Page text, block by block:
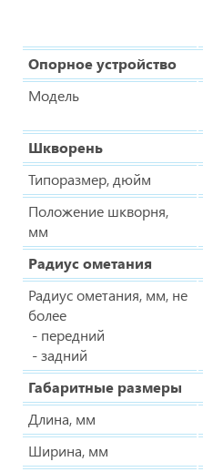
Опорное устройство
Модель
Шкворень
Типоразмер, дюйм
Положение шкворня,
мм
Радиус ометания
Радиус ометания, мм, не
более
- передний
- задний
Габаритные размеры
Длина, мм
Ширина, мм